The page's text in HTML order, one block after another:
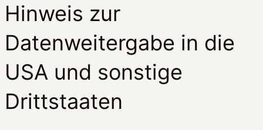
Hinweis zur
Datenweitergabe in die
USA und sonstige
Drittstaaten